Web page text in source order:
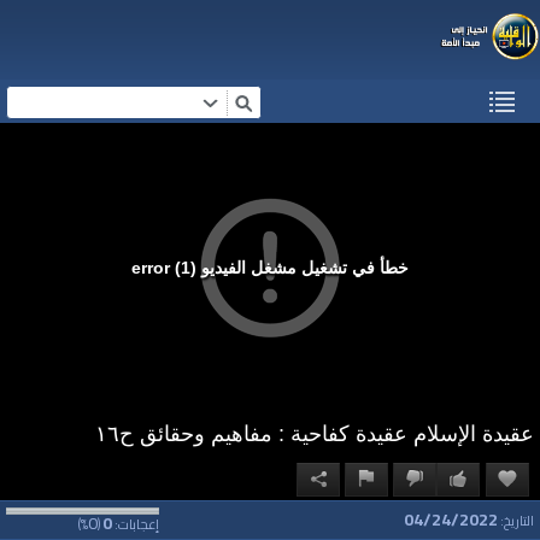
خطأ في تشغيل مشغل الفيديو (1) error
عقيدة الإسلام عقيدة كفاحية : مفاهيم وحقائق ح١٦
إعجابات:0
(
0
%) التاريخ: 04/24/2022